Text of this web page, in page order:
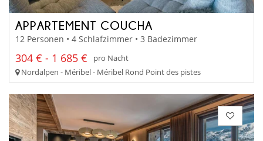
APPARTEMENT COUCHA
12 Personen • 4 Schlafzimmer • 3 Badezimmer
304 € - 1 685 €
pro Nacht
Nordalpen - Méribel - Méribel Rond Point des pistes